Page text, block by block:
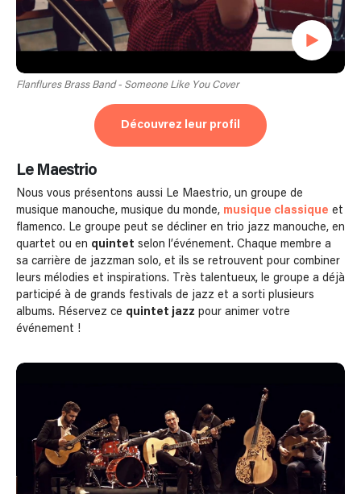
Flanflures Brass Band - Someone Like You Cover
Découvrez leur profil
Le Maestrio
Nous vous présentons aussi Le Maestrio, un groupe de
musique manouche, musique du monde, musique classique et
flamenco. Le groupe peut se décliner en trio jazz manouche, en
quartet ou en quintet selon l’événement. Chaque membre a
sa carrière de jazzman solo, et ils se retrouvent pour combiner
leurs mélodies et inspirations. Très talentueux, le groupe a déjà
participé à de grands festivals de jazz et a sorti plusieurs
albums. Réservez ce quintet jazz pour animer votre
événement !